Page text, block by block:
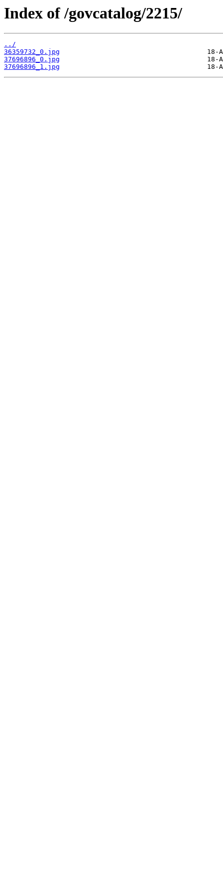
Index of /govcatalog/2215/
../
36359732_0.jpg
37696896_0.jpg
37696896_1.jpg